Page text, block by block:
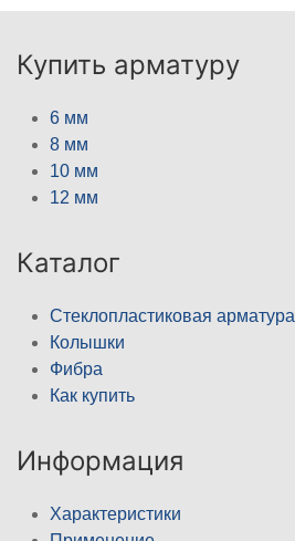
Купить арматуру
6 мм
8 мм
10 мм
12 мм
Каталог
Стеклопластиковая арматура
Колышки
Фибра
Как купить
Информация
Характеристики